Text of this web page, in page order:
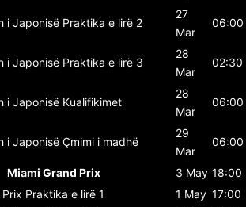
i Japonisë Praktika e lirë 2
27
Mar
06:00
i Japonisë Praktika e lirë 3
28
Mar
02:30
i Japonisë Kualifikimet
28
Mar
06:00
i Japonisë Çmimi i madhë
29
Mar
06:00
Miami Grand Prix 3 May 18:00
Praktika e lirë 1 1 May 17:00